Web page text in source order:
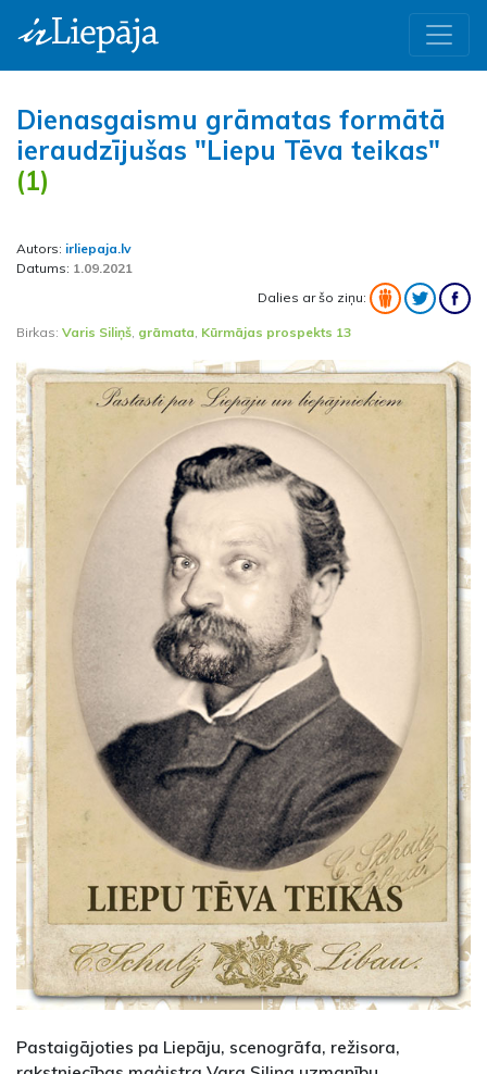
Dienasgaismu grāmatas formātā
ieraudzījušas "Liepu Tēva teikas"
(1)
Autors: irliepaja.lv
Datums: 1.09.2021
Dalies ar šo ziņu:
Birkas: Varis Siliņš grāmata Kūrmājas prospekts 13
Pastaigājoties pa Liepāju, scenogrāfa, režisora,